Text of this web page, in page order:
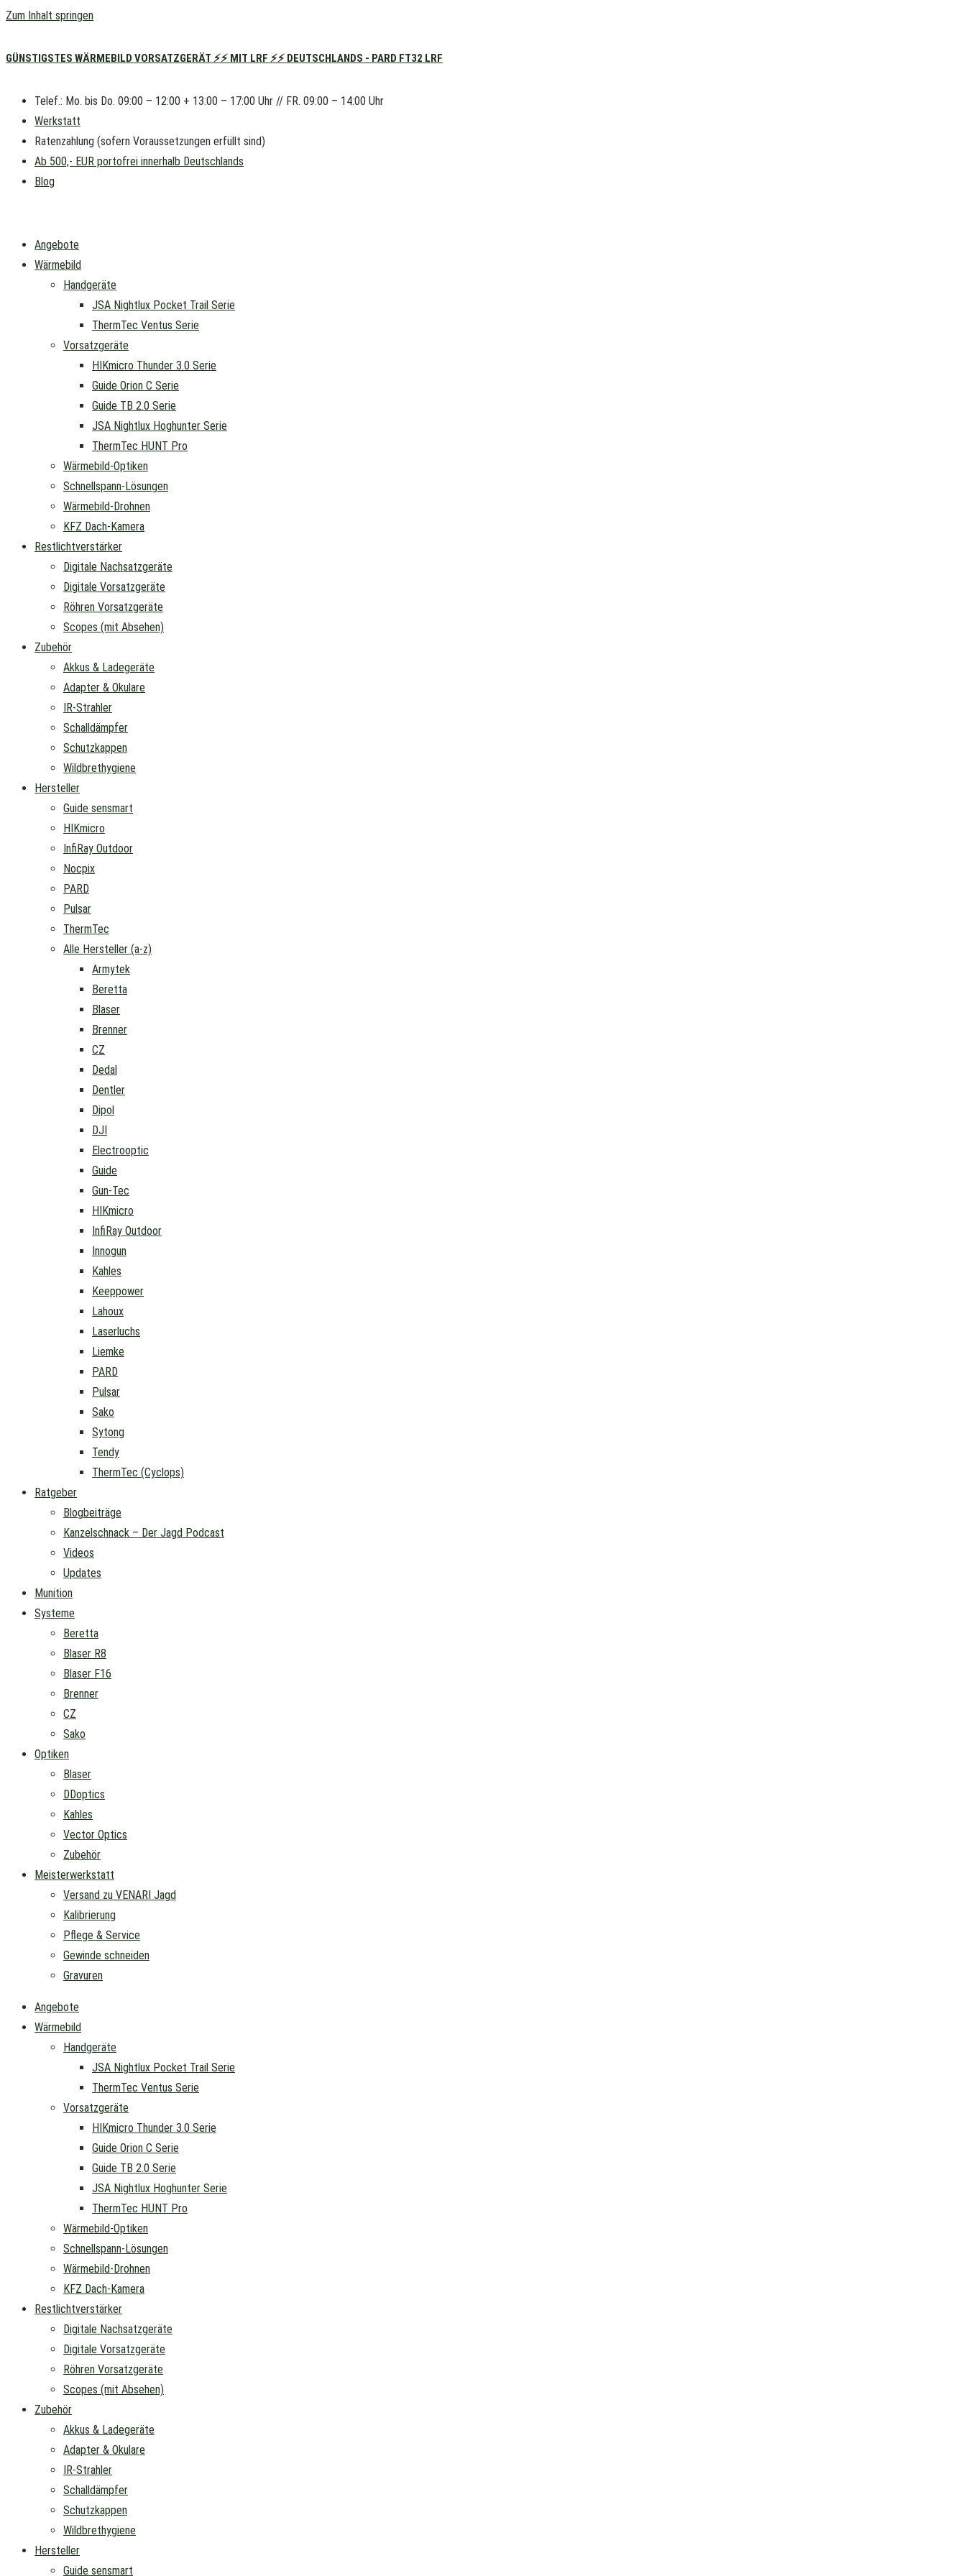
Zum Inhalt springen
GÜNSTIGSTES WÄRMEBILD VORSATZGERÄT ⚡⚡ MIT LRF ⚡⚡ DEUTSCHLANDS - PARD FT32 LRF
Telef.: Mo. bis Do. 09:00 – 12:00 + 13:00 – 17:00 Uhr // FR. 09:00 – 14:00 Uhr
Werkstatt
Ratenzahlung (sofern Voraussetzungen erfüllt sind)
Ab 500,- EUR portofrei innerhalb Deutschlands
Blog
Angebote
Wärmebild
Handgeräte
JSA Nightlux Pocket Trail Serie
ThermTec Ventus Serie
Vorsatzgeräte
HIKmicro Thunder 3.0 Serie
Guide Orion C Serie
Guide TB 2.0 Serie
JSA Nightlux Hoghunter Serie
ThermTec HUNT Pro
Wärmebild-Optiken
Schnellspann-Lösungen
Wärmebild-Drohnen
KFZ Dach-Kamera
Restlichtverstärker
Digitale Nachsatzgeräte
Digitale Vorsatzgeräte
Röhren Vorsatzgeräte
Scopes (mit Absehen)
Zubehör
Akkus & Ladegeräte
Adapter & Okulare
IR-Strahler
Schalldämpfer
Schutzkappen
Wildbrethygiene
Hersteller
Guide sensmart
HIKmicro
InfiRay Outdoor
Nocpix
PARD
Pulsar
ThermTec
Alle Hersteller (a-z)
Armytek
Beretta
Blaser
Brenner
CZ
Dedal
Dentler
Dipol
DJI
Electrooptic
Guide
Gun-Tec
HIKmicro
InfiRay Outdoor
Innogun
Kahles
Keeppower
Lahoux
Laserluchs
Liemke
PARD
Pulsar
Sako
Sytong
Tendy
ThermTec (Cyclops)
Ratgeber
Blogbeiträge
Kanzelschnack – Der Jagd Podcast
Videos
Updates
Munition
Systeme
Beretta
Blaser R8
Blaser F16
Brenner
CZ
Sako
Optiken
Blaser
DDoptics
Kahles
Vector Optics
Zubehör
Meisterwerkstatt
Versand zu VENARI Jagd
Kalibrierung
Pflege & Service
Gewinde schneiden
Gravuren
Angebote
Wärmebild
Handgeräte
JSA Nightlux Pocket Trail Serie
ThermTec Ventus Serie
Vorsatzgeräte
HIKmicro Thunder 3.0 Serie
Guide Orion C Serie
Guide TB 2.0 Serie
JSA Nightlux Hoghunter Serie
ThermTec HUNT Pro
Wärmebild-Optiken
Schnellspann-Lösungen
Wärmebild-Drohnen
KFZ Dach-Kamera
Restlichtverstärker
Digitale Nachsatzgeräte
Digitale Vorsatzgeräte
Röhren Vorsatzgeräte
Scopes (mit Absehen)
Zubehör
Akkus & Ladegeräte
Adapter & Okulare
IR-Strahler
Schalldämpfer
Schutzkappen
Wildbrethygiene
Hersteller
Guide sensmart